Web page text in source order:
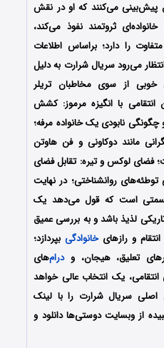
پیش‌بینی می‌کنند که او در نقش
ثروتمند نفوذ می‌کند،
را دارد؛ براساس اطلاعات
می‌رود سریال شرارت به دلیل
خوبی از سوی مخاطبان تریلر
انتقامی با انگیزه مرموز: کشش
نابودی یک خانواده مرفه؛
مانند دوکاونی و فن هاوتن
فضای لوکس و تیره: تقابل فضای
روانشناختی؛ در نهایت
است که قول می‌دهد یک
لذیذ باشد و به بررسی عمیق
و رازهایخانوادگیبپردازد؛
تعلیق، هیجان، ودرام‌های
انتقامی، یک انتخاب عالی خواهد
اصلی سریال شرارت را با لینک
از وبسایت دوستی‌ها دانلود و